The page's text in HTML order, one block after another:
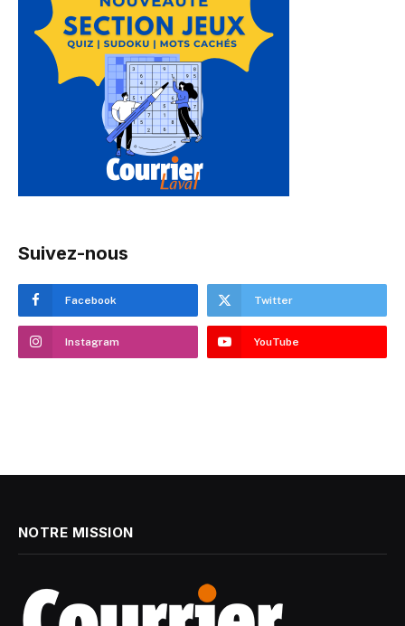
Suivez-nous
Facebook Twitter
Instagram YouTube
NOTRE MISSION